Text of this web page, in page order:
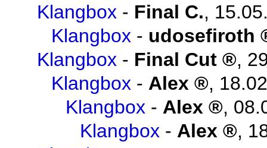
Klangbox - Final C.,
Klangbox - udosefiroth
Klangbox - Final Cut ,
Klangbox - Alex ,
Klangbox - Alex ,
Klangbox - Alex ,